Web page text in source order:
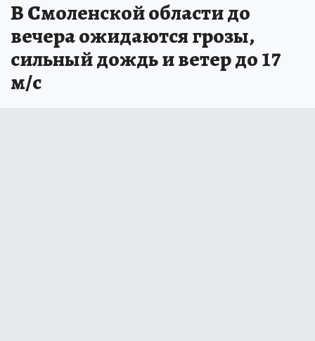
В Смоленской области до
вечера ожидаются грозы,
сильный дождь и ветер до 17
м/с